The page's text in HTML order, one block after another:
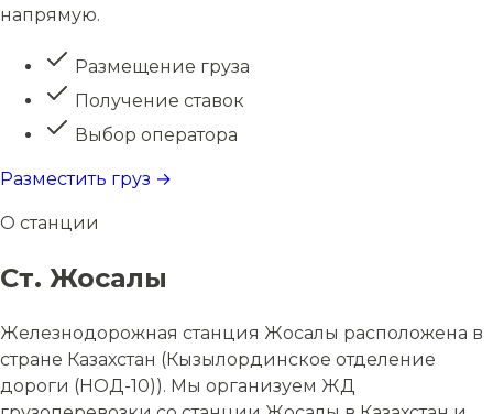
напрямую.
Размещение груза
Получение ставок
Выбор оператора
Разместить груз →
О станции
Ст. Жосалы
Железнодорожная станция Жосалы расположена в
стране Казахстан (Кызылординское отделение
дороги (НОД-10)). Мы организуем ЖД